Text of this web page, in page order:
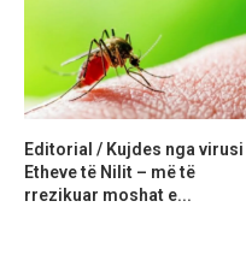
Editorial / Kujdes nga virusi
Etheve të Nilit – më të
rrezikuar moshat e...